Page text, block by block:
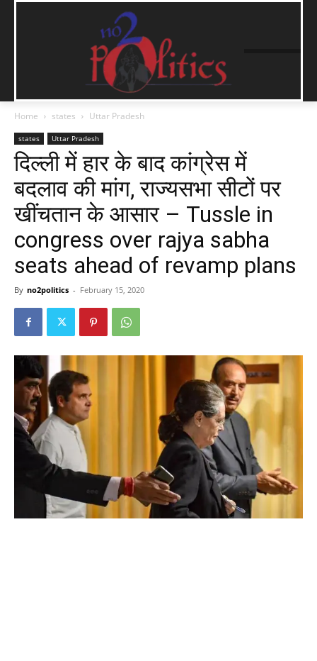
Home states Uttar Pradesh
states Uttar Pradesh
दिल्ली में हार के बाद कांग्रेस में
बदलाव की मांग, राज्यसभा सीटों पर
खींचतान के आसार – Tussle in
congress over rajya sabha
seats ahead of revamp plans
By no2politics - February 15, 2020